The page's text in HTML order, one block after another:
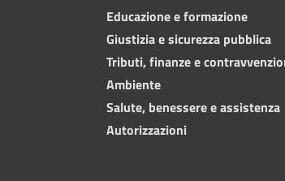
Educazione e formazione
Giustizia e sicurezza pubblica
Tributi, finanze e
Ambiente
Salute, benessere e assistenza
Autorizzazioni